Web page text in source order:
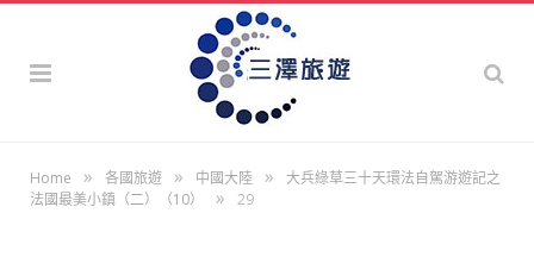
Home » 各國旅遊 » 中國大陸 »
大兵綠草三十天環法自駕游遊記之
法國最美小鎮（二）（10）
» 29